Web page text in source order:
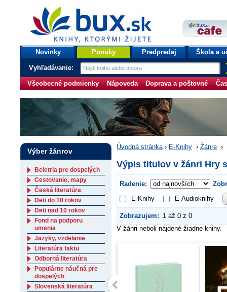
bux.sk
knihy, ktorými žijete
Úvodná stránka
Novinky Ponuky Predpredaj Škola a
Vyhľadávanie:
Všeobecné podmienky Nápoveda Doprava a poštovné
Úvodná stránka› E-Knihy › Žánre ›
Výpis titulov v žánri Hry
Radenie:
E-Knihy
E-Audioknihy
Zobrazujem: 1 až 0 z 0
V žánri neboli nájdené žiadne knihy.
Výber žánrov
Beletria pre dospelých
Cestovanie, mapy
Česká literatúra
Deti do 10 rokov
Deti nad 10 rokov
Fond na podporu
umenia
Jazyky, vzdelanie
Literatúra faktu
Odborná literatúra
Populárne náučná pre
dospelých
Slovenská literatúra